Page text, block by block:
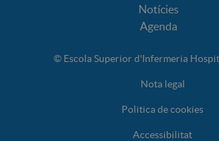
Notícies
Agenda
© Escola Superior d'Infermeria
Nota legal
Politica de cookies
Accessibilitat